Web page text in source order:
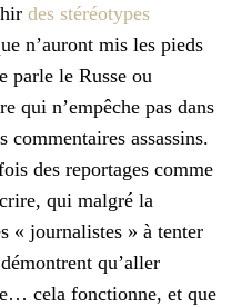
des stéréotypes
n’auront mis les pieds
parle le Russe ou
qui n’empêche pas dans
commentaires assassins.
des reportages comme
qui malgré la
« journalistes » à tenter
qu’aller
cela fonctionne, et que